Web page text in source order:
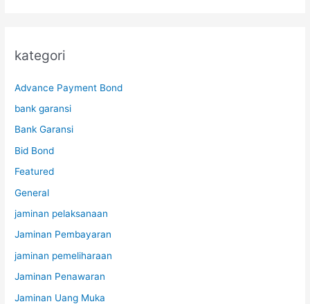
kategori
Advance Payment Bond
bank garansi
Bank Garansi
Bid Bond
Featured
General
jaminan pelaksanaan
Jaminan Pembayaran
jaminan pemeliharaan
Jaminan Penawaran
Jaminan Uang Muka